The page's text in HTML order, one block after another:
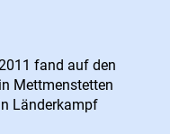
fand auf den
Mettmenstetten
Länderkampf